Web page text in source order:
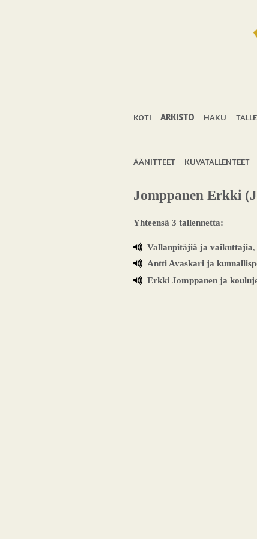
KOTI ARKISTO HAKU
ÄÄNITTEET KUVATALLENTEET
Jomppanen Erkki
Yhteensä 3 tallennetta:
Vallanpitäjiä ja vaikuttajia
Antti Avaskari ja
Erkki Jomppanen ja